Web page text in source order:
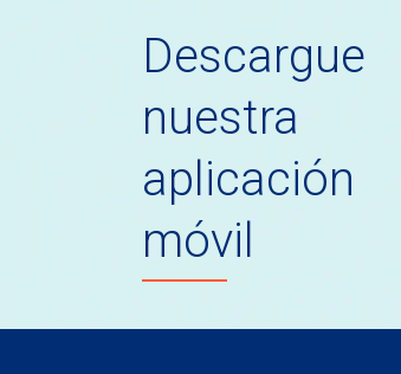
Descargue
nuestra
aplicación
móvil